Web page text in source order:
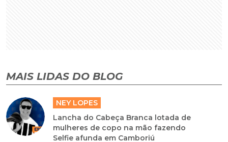
MAIS LIDAS DO BLOG
NEY LOPES
Lancha do Cabeça Branca lotada de
mulheres de copo na mão fazendo
Selfie afunda em Camboriú